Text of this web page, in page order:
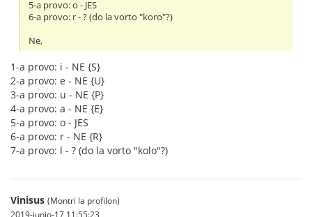
5-a provo: o - JES
6-a provo: r - ? (do la vorto "koro"?)
Ne,
1-a provo: i - NE {S}
2-a provo: e - NE {U}
3-a provo: u - NE {P}
4-a provo: a - NE {E}
5-a provo: o - JES
6-a provo: r - NE {R}
7-a provo: l - ? (do la vorto "kolo"?)
Vinisus (Montri la profilon)
2019-junio-17 11:55:23